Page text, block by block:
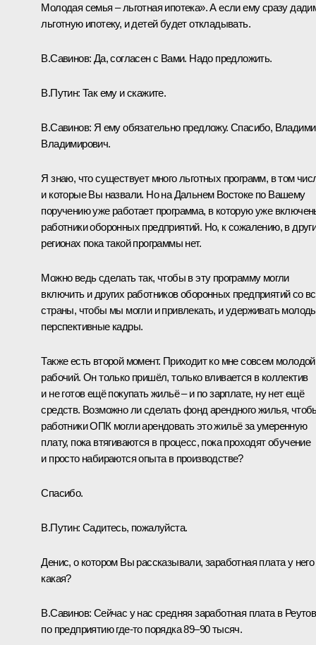
Молодая семья – льготная ипотека». А если ему сразу
льготную ипотеку, и детей будет откладывать.
В.Савинов: Да, согласен с Вами. Надо предложить.
В.Путин: Так ему и скажите.
В.Савинов: Я ему обязательно предложу. Спасибо,
Владимирович.
Я знаю, что существует много льготных программ, в том
и которые Вы назвали. Но на Дальнем Востоке по Вашему
поручению уже работает программа, в которую уже
работники оборонных предприятий. Но, к сожалению, в
регионах пока такой программы нет.
Можно ведь сделать так, чтобы в эту программу могли
включить и других работников оборонных предприятий со
страны, чтобы мы могли и привлекать, и удерживать
перспективные кадры.
Также есть второй момент. Приходит ко мне совсем молодой
рабочий. Он только пришёл, только вливается в коллектив
и не готов ещё покупать жильё – и по зарплате, ну нет ещё
средств. Возможно ли сделать фонд арендного жилья,
работники ОПК могли арендовать это жильё за умеренную
плату, пока втягиваются в процесс, пока проходят обучение
и просто набираются опыта в производстве?
Спасибо.
В.Путин: Садитесь, пожалуйста.
Денис, о котором Вы рассказывали, заработная плата у него
какая?
В.Савинов: Сейчас у нас средняя заработная плата в
по предприятию где-то порядка 89–90 тысяч.